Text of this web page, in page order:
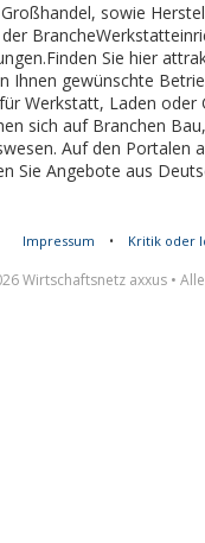
sowie
Sie hier
Ihnen gewünschte
Werkstatt, Laden oder
sich auf Branchen
Auf den Portalen
Sie Angebote aus
Impressum • Kritik oder
Wirtschaftsnetz axxus •